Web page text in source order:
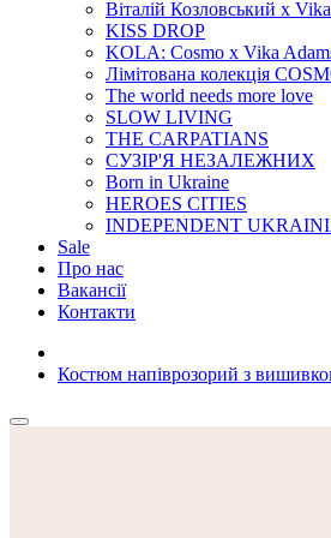
Віталій Козловський x
KISS DROP
KOLA: Cosmo x Vika
Лімітована колекція
The world needs more love
SLOW LIVING
THE CARPATIANS
СУЗІР'Я НЕЗАЛЕЖНИХ
Born in Ukraine
HEROES CITIES
INDEPENDENT
Sale
Про нас
Вакансії
Контакти
Костюм напіврозорий з